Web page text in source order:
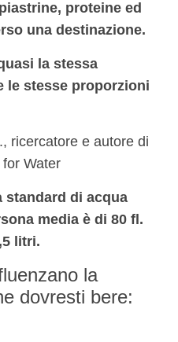
proteine ​​ed
una destinazione.
la stessa
le stesse proporzioni
ricercatore e autore di
for Water
standard di acqua
media è di 80 fl.
litri.
la
dovresti bere: